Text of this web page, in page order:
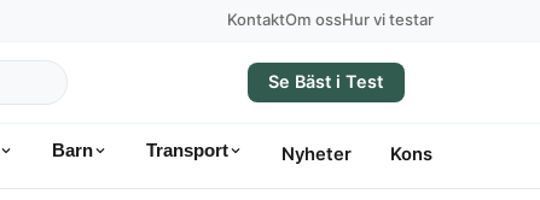
KontaktOm ossHur vi testar
Se Bäst i Test
Barn Transport Nyheter